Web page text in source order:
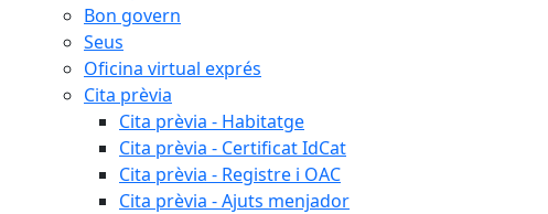
Bon govern
Seus
Oficina virtual exprés
Cita prèvia
Cita prèvia - Habitatge
Cita prèvia - Certificat IdCat
Cita prèvia - Registre i OAC
Cita prèvia - Ajuts menjador